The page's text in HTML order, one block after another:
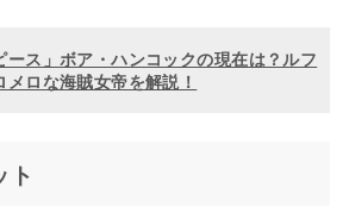
ース」ボア・ハンコックの現在は？ルフ
メロな海賊女帝を解説！
ト